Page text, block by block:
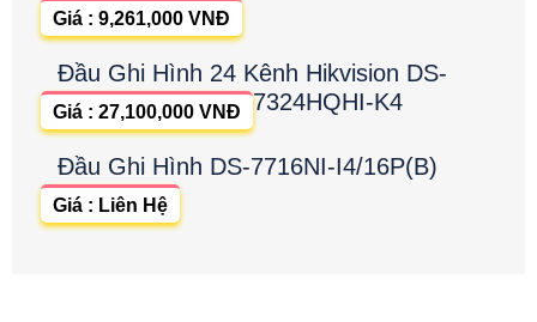
Giá : 9,261,000 VNĐ
Đầu Ghi Hình 24 Kênh Hikvision DS-
7324HQHI-K4
Giá : 27,100,000 VNĐ
Đầu Ghi Hình DS-7716NI-I4/16P(B)
Giá : Liên Hệ